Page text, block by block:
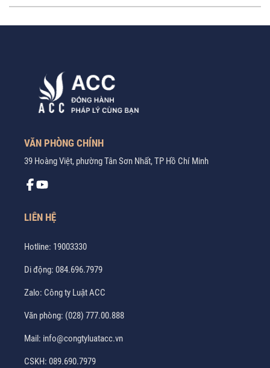
VĂN PHÒNG CHÍNH
39 Hoàng Việt, phường Tân Sơn Nhất, TP Hồ Chí Minh
LIÊN HỆ
Hotline: 19003330
Di động: 084.696.7979
Zalo: Công ty Luật ACC
Văn phòng: (028) 777.00.888
Mail: info@congtyluatacc.vn
CSKH: 089.690.7979